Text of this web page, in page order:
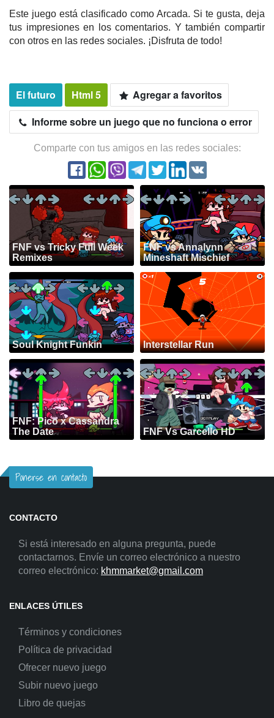
Este juego está clasificado como Arcada. Si te gusta, deja
tus impresiones en los comentarios. Y también compartir
con otros en las redes sociales. ¡Disfruta de todo!
El futuro Html 5
Agregar a favoritos
Informe sobre un juego que no funciona o error
Comparte con tus amigos en las redes sociales:
FNF vs Tricky Full Week
Remixes
FNF vs Annalynn
Mineshaft Mischief
Soul Knight Funkin Interstellar Run
FNF: Pico x Cassandra
The Date
FNF Vs Garcello HD
Ponerse en contacto
CONTACTO
Si está interesado en alguna pregunta, puede
contactarnos. Envíe un correo electrónico a nuestro
correo electrónico: khmmarket@gmail.com
ENLACES ÚTILES
Términos y condiciones
Política de privacidad
Ofrecer nuevo juego
Subir nuevo juego
Libro de quejas